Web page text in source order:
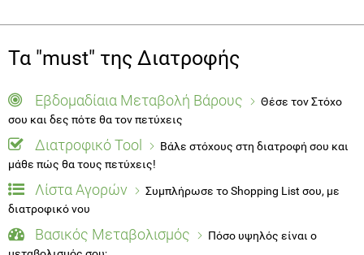
Τα "must" της Διατροφής
Εβδομαδίαια Μεταβολή Βάρους
Θέσε τον Στόχο
σου και δες πότε θα τον πετύχεις
Διατροφικό Tool
Βάλε στόχους στη διατροφή σου και
μάθε πώς θα τους πετύχεις!
Λίστα Αγορών
Συμπλήρωσε το Shopping List σου, με
διατροφικό νου
Βασικός Μεταβολισμός
Πόσο υψηλός είναι ο